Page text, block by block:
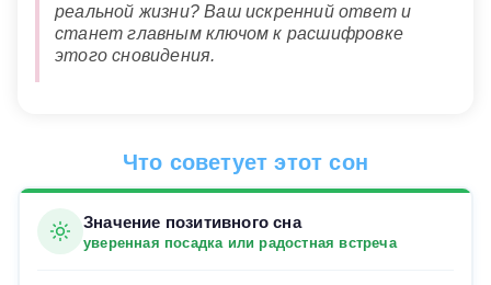
реальной жизни? Ваш искренний ответ и
станет главным ключом к расшифровке
этого сновидения.
Что советует этот сон
Значение позитивного сна
уверенная посадка или радостная встреча